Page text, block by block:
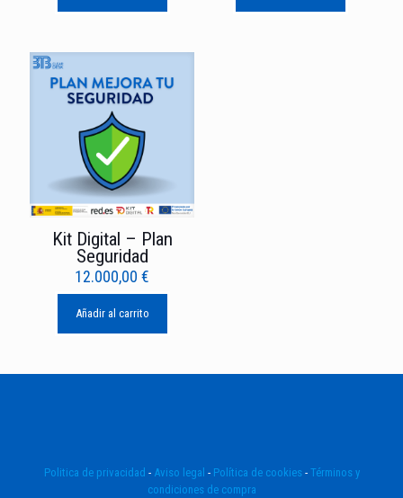
Kit Digital – Plan
Seguridad
12.000,00€
Añadir al carrito
Politica de privacidad - Aviso legal - Política de cookies - Términos y
condiciones de compra